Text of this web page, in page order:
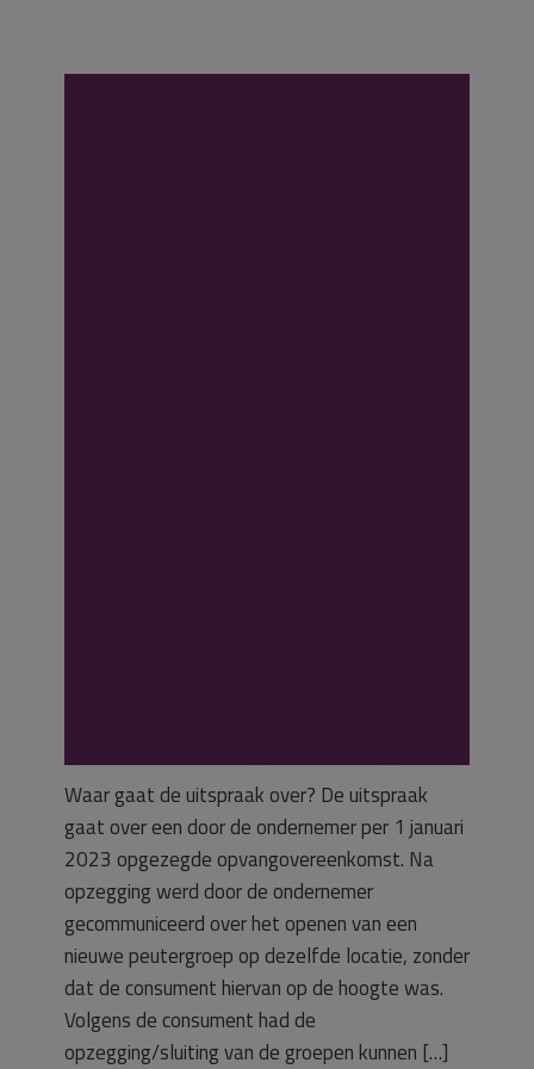
Waar gaat de uitspraak over? De uitspraak
gaat over een door de ondernemer per 1 januari
2023 opgezegde opvangovereenkomst. Na
opzegging werd door de ondernemer
gecommuniceerd over het openen van een
nieuwe peutergroep op dezelfde locatie, zonder
dat de consument hiervan op de hoogte was.
Volgens de consument had de
opzegging/sluiting van de groepen kunnen […]